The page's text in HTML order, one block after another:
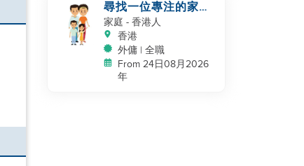
尋找一位專注的家庭
幫手
家庭 - 香港人
香港
外傭 | 全職
From 24日08月2026
年